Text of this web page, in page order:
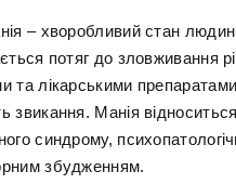
– хворобливий стан
потяг до зловживання
та лікарськими
звикання. Манія
синдрому,
збудженням.